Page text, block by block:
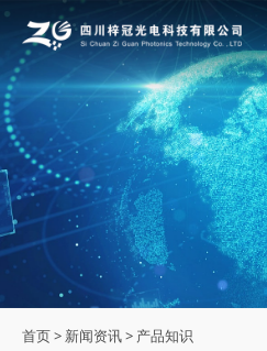
首页> 新闻资讯> 产品知识